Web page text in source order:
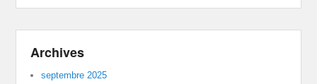
Archives
septembre 2025